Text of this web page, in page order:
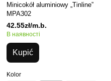
Minicokół aluminiowy „Tinline”
MPA302
42.55zł/m.b.
В наявності
Kupić
Kolor